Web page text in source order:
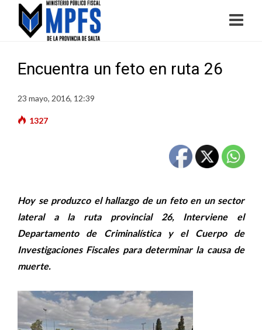
Encuentra un feto en ruta 26
23 mayo, 2016, 12:39
1327
Hoy se produzco el hallazgo de un feto en un sector
lateral a la ruta provincial 26, Interviene el
Departamento de Criminalística y el Cuerpo de
Investigaciones Fiscales para determinar la causa de
muerte.